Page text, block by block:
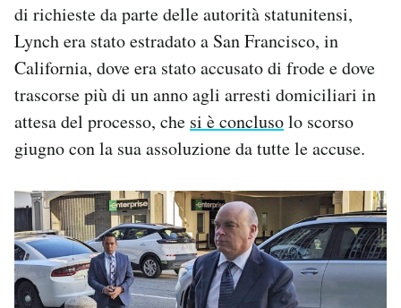
di richieste da parte delle autorità statunitensi,
Lynch era stato estradato a San Francisco, in
California, dove era stato accusato di frode e dove
trascorse più di un anno agli arresti domiciliari in
attesa del processo, che si è conclusolo scorso
giugno con la sua assoluzione da tutte le accuse.